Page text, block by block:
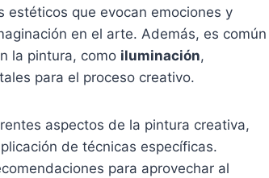
estéticos que evocan emociones y
en el arte. Además, es común
la pintura, como iluminación,
para el proceso creativo.
aspectos de la pintura creativa,
de técnicas específicas.
para aprovechar al